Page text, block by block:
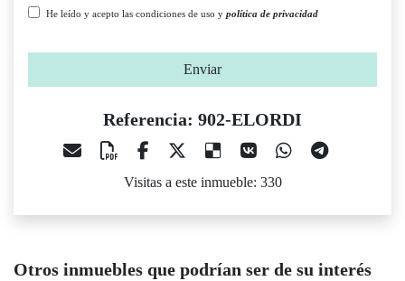
He leído y acepto las condiciones de uso y política de privacidad
Enviar
Referencia: 902-ELORDI
Visitas a este inmueble: 330
Otros inmuebles que podrían ser de su interés